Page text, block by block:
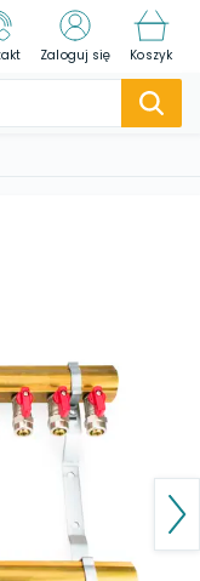
Zaloguj się Koszyk